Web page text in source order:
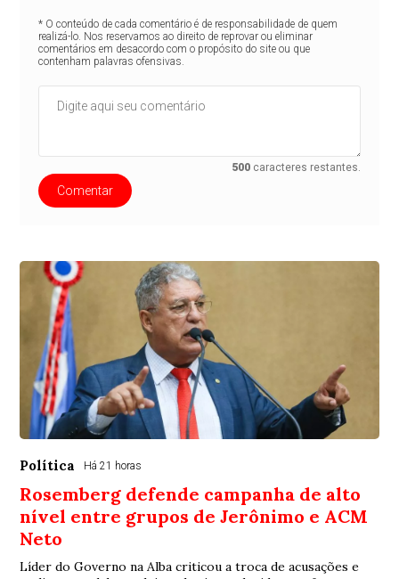
* O conteúdo de cada comentário é de responsabilidade de quem
realizá-lo. Nos reservamos ao direito de reprovar ou eliminar
comentários em desacordo com o propósito do site ou que
contenham palavras ofensivas.
500 caracteres restantes.
Comentar
Política Há 21 horas
Rosemberg defende campanha de alto
nível entre grupos de Jerônimo e ACM
Neto
Líder do Governo na Alba criticou a troca de acusações e